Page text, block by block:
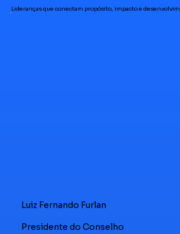
Lideranças que conectam propósito, impacto e
Luiz Fernando Furlan
Presidente do Conselho